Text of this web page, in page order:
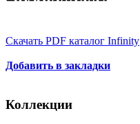
Скачать PDF каталог Infinity
Добавить в закладки
Коллекции